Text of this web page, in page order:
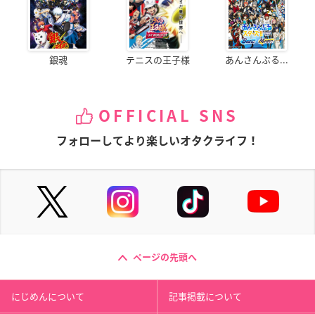
銀魂 テニスの王子様 あんさんぶる...
OFFICIAL SNS
フォローしてより楽しいオタクライフ！
ページの先頭へ
にじめんについて 記事掲載について